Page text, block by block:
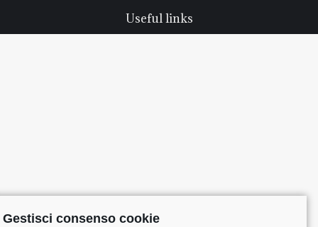
Gestisci consenso cookie
Useful links